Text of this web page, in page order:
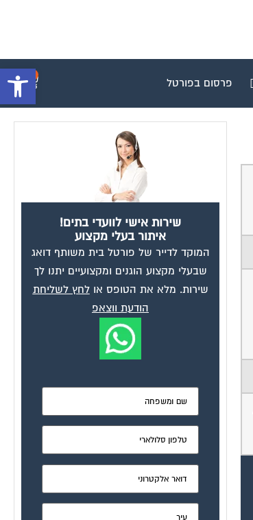
פתח פרסום בפורטל
שירות אישי לוועדי בתים!
איתור בעלי מקצוע
המוקד לדייר של פורטל בית משותף דואג
שבעלי מקצוע הוגנים ומקצועיים יתנו לך
שירות. מלא את הטופס אולחץ לשליחת
הודעת ווצאפ